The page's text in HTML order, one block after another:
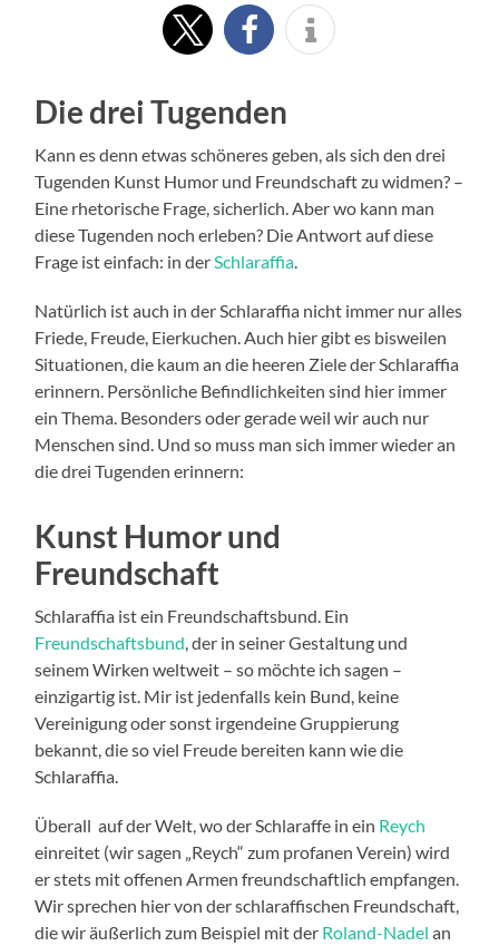
Die drei Tugenden
Kann es denn etwas schöneres geben, als sich den drei
Tugenden Kunst Humor und Freundschaft zu widmen? –
Eine rhetorische Frage, sicherlich. Aber wo kann man
diese Tugenden noch erleben? Die Antwort auf diese
Frage ist einfach: in der Schlaraffia
Natürlich ist auch in der Schlaraffia nicht immer nur alles
Friede, Freude, Eierkuchen. Auch hier gibt es bisweilen
Situationen, die kaum an die heeren Ziele der Schlaraffia
erinnern. Persönliche Befindlichkeiten sind hier immer
ein Thema. Besonders oder gerade weil wir auch nur
Menschen sind. Und so muss man sich immer wieder an
die drei Tugenden erinnern:
Kunst Humor und
Freundschaft
Schlaraffia ist ein Freundschaftsbund. Ein
Freundschaftsbund , der in seiner Gestaltung und
seinem Wirken weltweit – so möchte ich sagen –
einzigartig ist. Mir ist jedenfalls kein Bund, keine
Vereinigung oder sonst irgendeine Gruppierung
bekannt, die so viel Freude bereiten kann wie die
Schlaraffia.
Überall auf der Welt, wo der Schlaraffe in ein Reych
einreitet (wir sagen „Reych“ zum profanen Verein) wird
er stets mit offenen Armen freundschaftlich empfangen.
Wir sprechen hier von der schlaraffischen Freundschaft,
die wir äußerlich zum Beispiel mit der Roland-Nadel an